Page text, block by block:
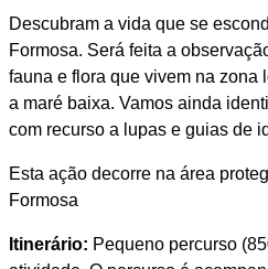
Descubram a vida que se
Formosa. Será feita a
fauna e flora que vivem na zona
a maré baixa. Vamos ainda
com recurso a lupas e guias de
Esta ação decorre na área
Formosa
Itinerário: Pequeno percurso